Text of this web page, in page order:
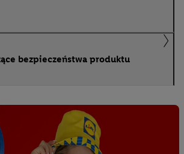
bezpieczeństwa produktu